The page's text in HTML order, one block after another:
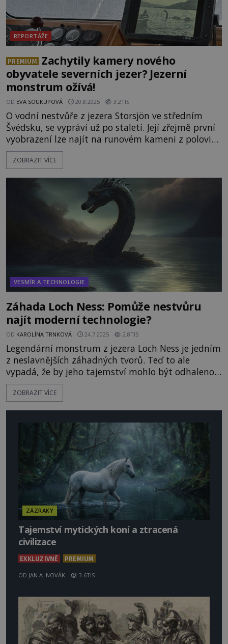
REPORTÁŽE
PREMIUM
Zachytily kamery nového
obyvatele severních jezer? Jezerní
monstrum ožívá!
OD EVA SOUKUPOVÁ 20.8.2025 3.2TIS
O vodní nestvůře z jezera Storsjön ve středním
Švédsku, se vypráví už po staletí. Její zřejmě první
vyobrazení lze najít na runovém kameni z poloviny
11. století, který byl u jezera vztyčen. Hlava tvora
připomínajícího draka či obřího hada se zakusuje
runovými znaky. Jde o důkaz, že mají příběhy o
nestvůře reálný základ? [caption
id="attachment_53967" a
ZOBRAZIT VÍCE
VESMÍR A TECHNOLOGIE
Záhada Loch Ness: Pomůže nestvůru
najít moderní technologie?
OD KAROLÍNA TRNKOVÁ 24.7.2025 2.8TIS
Legendární monstrum z jezera Loch Ness je jedním
z neslavnějších záhadných tvorů. Teď to ale
vypadá, že by jeho tajemství mohlo být odhaleno!
Novozélandský vědec se totiž chystá provést
analýzu vody z jezera. Pokud tam nějaký neznámý
záhadologickým pojmem a také cíl
ZOBRAZIT VÍCE
ZÁZRAKY
Tajemství mytických koní a ztracená
civilizace
EXKLUZIVNĚ PREMIUM
OD JAN A. NOVÁK 3.6TIS